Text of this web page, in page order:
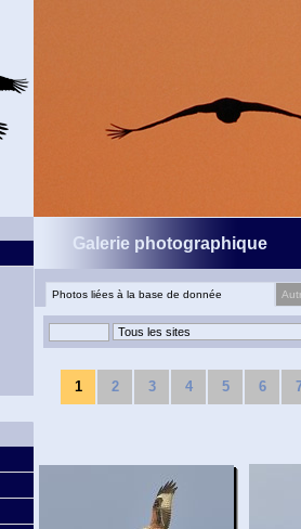
Galerie photographique
Photos liées à la base de donnée
1 2 3 4 5 6